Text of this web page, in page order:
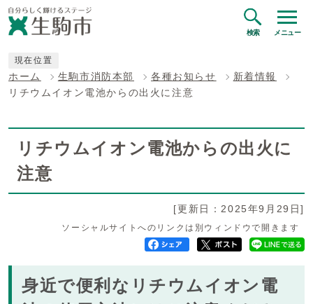
検索 メニュー
現在位置
ホーム 生駒市消防本部 各種お知らせ
新着情報
リチウムイオン電池からの出火に注意
リチウムイオン電池からの出火に
注意
[更新日：2025年9月29日]
ソーシャルサイトへのリンクは別ウィンドウで開きます
身近で便利なリチウムイオン電